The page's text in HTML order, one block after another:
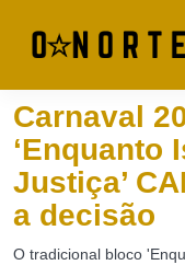
Carnaval
‘Enquanto
Justiça’
a decisão
O tradicional bloco